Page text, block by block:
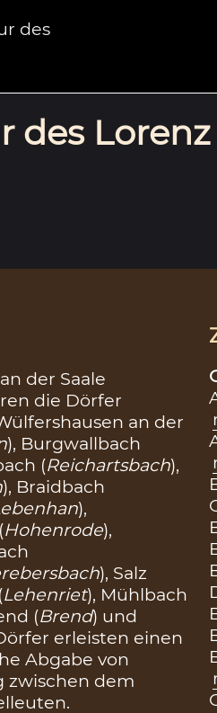
des
des
der Saale
die Dörfer
an der
), Burgwallbach
(Reichartsbach),
), Braidbach
),
Hohenrode),
), Salz
Lehenriet), Mühlbach
(Brend) und
erleisten einen
Abgabe von
zwischen dem